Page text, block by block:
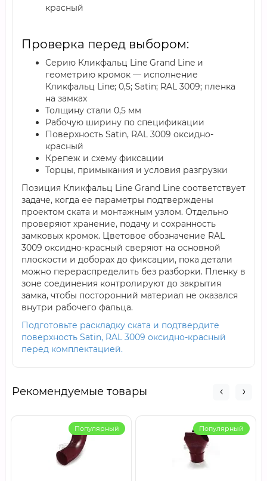
красный
Проверка перед выбором:
Серию Кликфальц Line Grand Line и
геометрию кромок — исполнение
Кликфальц Line; 0,5; Satin; RAL 3009; пленка
на замках
Толщину стали 0,5 мм
Рабочую ширину по спецификации
Поверхность Satin, RAL 3009 оксидно-
красный
Крепеж и схему фиксации
Торцы, примыкания и условия разгрузки
Позиция Кликфальц Line Grand Line соответствует
задаче, когда ее параметры подтверждены
проектом ската и монтажным узлом. Отдельно
проверяют хранение, подачу и сохранность
замковых кромок. Цветовое обозначение RAL
3009 оксидно-красный сверяют на основной
плоскости и доборах до фиксации, пока детали
можно перераспределить без разборки. Пленку в
зоне соединения контролируют до закрытия
замка, чтобы посторонний материал не оказался
внутри рабочего фальца.
Подготовьте раскладку ската и подтвердите
поверхность Satin, RAL 3009 оксидно-красный
перед комплектацией.
Рекомендуемые товары
Популярный Популярный